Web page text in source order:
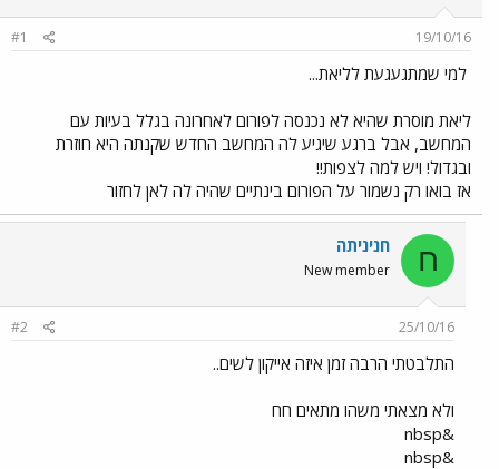
ו
ש
א
ר
19/10/16
#1
למי שמתגעגעת לליאת...
ליאת מוסרת שהיא לא נכנסה לפורום לאחרונה בגלל בעיות עם
המחשב, אבל ברגע שיגיע לה המחשב החדש שקנתה היא חוזרת
ובגדול! ויש למה לצפות!!
אז בואו רק נשמור על הפורום בינתיים שהיה לה לאן לחזור
ח חניניתה
New member
25/10/16
#2
התלבטתי הרבה זמן איזה אייקון לשים..
ולא מצאתי משהו מתאים חח
&nbsp
&nbsp